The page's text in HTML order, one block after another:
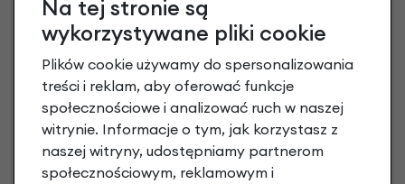
Raty 0%
Na tej stronie są
wykorzystywane pliki cookie
Plików cookie używamy do spersonalizowania
treści i reklam, aby oferować funkcje
społecznościowe i analizować ruch w naszej
witrynie. Informacje o tym, jak korzystasz z
naszej witryny, udostępniamy partnerom
społecznościowym, reklamowym i